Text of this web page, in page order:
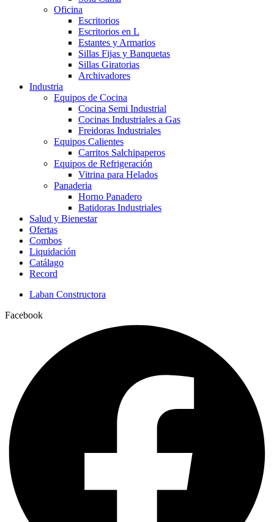
Oficina
Escritorios
Escritorios en L
Estantes y Armarios
Sillas Fijas y Banquetas
Sillas Giratorias
Archivadores
Industria
Equipos de Cocina
Cocina Semi Industrial
Cocinas Industriales a Gas
Freidoras Industriales
Equipos Calientes
Carritos Salchipaperos
Equipos de Refrigeración
Vitrina para Helados
Panaderia
Horno Panadero
Batidoras Industriales
Salud y Bienestar
Ofertas
Combos
Liquidación
Catálago
Record
Laban Constructora
Facebook